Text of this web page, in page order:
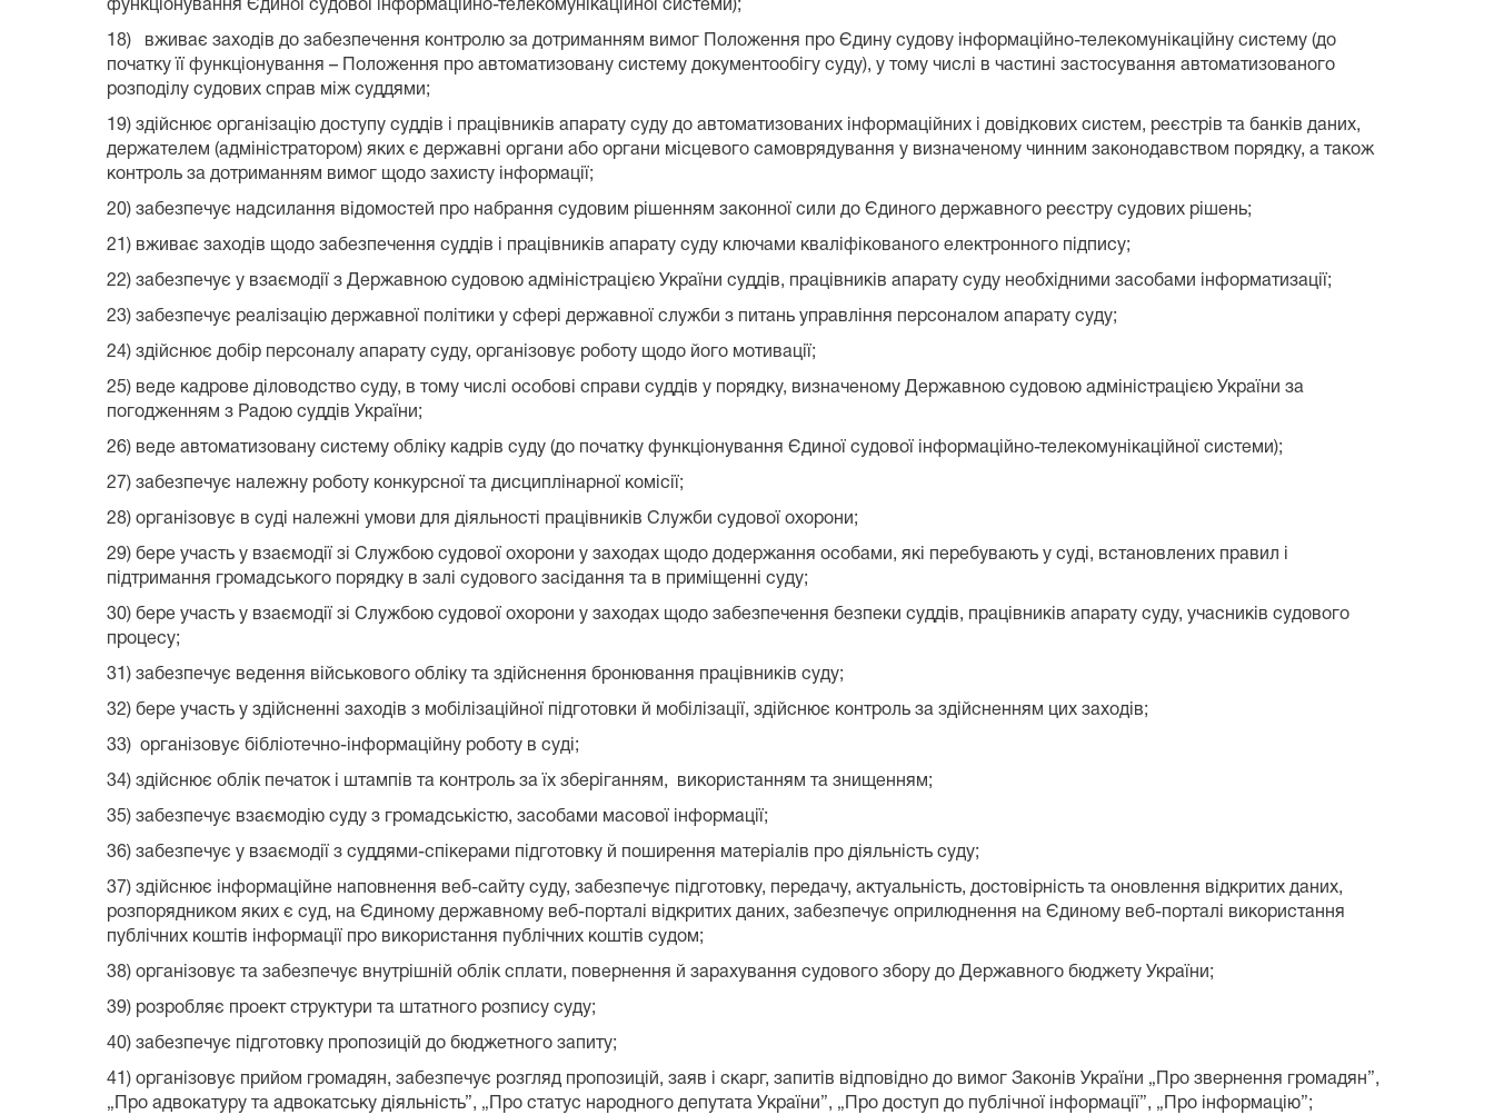
функціонування Єдиної судової інформаційно-телекомунікаційної системи);
18) вживає заходів до забезпечення контролю за дотриманням вимог Положення про Єдину судову інформаційно-телекомунікаційну систему (до
початку її функціонування – Положення про автоматизовану систему документообігу суду), у тому числі в частині застосування автоматизованого
розподілу судових справ між суддями;
19) здійснює організацію доступу суддів і працівників апарату суду до автоматизованих інформаційних і довідкових систем, реєстрів та банків даних,
держателем (адміністратором) яких є державні органи або органи місцевого самоврядування у визначеному чинним законодавством порядку, а також
контроль за дотриманням вимог щодо захисту інформації;
20) забезпечує надсилання відомостей про набрання судовим рішенням законної сили до Єдиного державного реєстру судових рішень;
21) вживає заходів щодо забезпечення суддів і працівників апарату суду ключами кваліфікованого електронного підпису;
22) забезпечує у взаємодії з Державною судовою адміністрацією України суддів, працівників апарату суду необхідними засобами інформатизації;
23) забезпечує реалізацію державної політики у сфері державної служби з питань управління персоналом апарату суду;
24) здійснює добір персоналу апарату суду, організовує роботу щодо його мотивації;
25) веде кадрове діловодство суду, в тому числі особові справи суддів у порядку, визначеному Державною судовою адміністрацією України за
погодженням з Радою суддів України;
26) веде автоматизовану систему обліку кадрів суду (до початку функціонування Єдиної судової інформаційно-телекомунікаційної системи);
27) забезпечує належну роботу конкурсної та дисциплінарної комісії;
28) організовує в суді належні умови для діяльності працівників Служби судової охорони;
29) бере участь у взаємодії зі Службою судової охорони у заходах щодо додержання особами, які перебувають у суді, встановлених правил і
підтримання громадського порядку в залі судового засідання та в приміщенні суду;
30) бере участь у взаємодії зі Службою судової охорони у заходах щодо забезпечення безпеки суддів, працівників апарату суду, учасників судового
процесу;
31) забезпечує ведення військового обліку та здійснення бронювання працівників суду;
32) бере участь у здійсненні заходів з мобілізаційної підготовки й мобілізації, здійснює контроль за здійсненням цих заходів;
33) організовує бібліотечно-інформаційну роботу в суді;
34) здійснює облік печаток і штампів та контроль за їх зберіганням, використанням та знищенням;
35) забезпечує взаємодію суду з громадськістю, засобами масової інформації;
36) забезпечує у взаємодії з суддями-спікерами підготовку й поширення матеріалів про діяльність суду;
37) здійснює інформаційне наповнення веб-сайту суду, забезпечує підготовку, передачу, актуальність, достовірність та оновлення відкритих даних,
розпорядником яких є суд, на Єдиному державному веб-порталі відкритих даних, забезпечує оприлюднення на Єдиному веб-порталі використання
публічних коштів інформації про використання публічних коштів судом;
38) організовує та забезпечує внутрішній облік сплати, повернення й зарахування судового збору до Державного бюджету України;
39) розробляє проект структури та штатного розпису суду;
40) забезпечує підготовку пропозицій до бюджетного запиту;
41) організовує прийом громадян, забезпечує розгляд пропозицій, заяв і скарг, запитів відповідно до вимог Законів України „Про звернення громадян”,
„Про адвокатуру та адвокатську діяльність”, „Про статус народного депутата України”, „Про доступ до публічної інформації”, „Про інформацію”;